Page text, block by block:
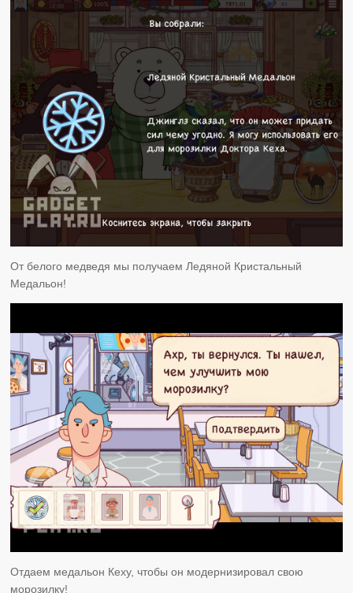
От белого медведя мы получаем Ледяной Кристальный
Медальон!
Отдаем медальон Кеху, чтобы он модернизировал свою
морозилку!